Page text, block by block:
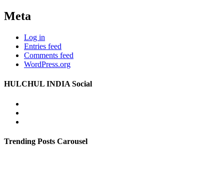
Meta
Log in
Entries feed
Comments feed
WordPress.org
HULCHUL INDIA Social
Trending Posts Carousel